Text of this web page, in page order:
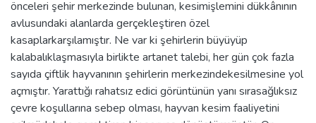
önceleri şehir merkezinde bulunan, kesimişlemini dükkânının
avlusundaki alanlarda gerçekleştiren özel
kasaplarkarşılamıştır. Ne var ki şehirlerin büyüyüp
kalabalıklaşmasıyla birlikte artanet talebi, her gün çok fazla
sayıda çiftlik hayvanının şehirlerin merkezindekesilmesine yol
açmıştır. Yarattığı rahatsız edici görüntünün yanı sırasağlıksız
çevre koşullarına sebep olması, hayvan kesim faaliyetini